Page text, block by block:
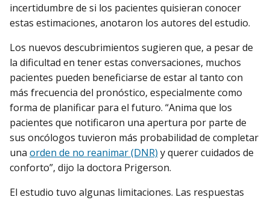
incertidumbre de si los pacientes quisieran conocer
estas estimaciones, anotaron los autores del estudio.
Los nuevos descubrimientos sugieren que, a pesar de
la dificultad en tener estas conversaciones, muchos
pacientes pueden beneficiarse de estar al tanto con
más frecuencia del pronóstico, especialmente como
forma de planificar para el futuro. “Anima que los
pacientes que notificaron una apertura por parte de
sus oncólogos tuvieron más probabilidad de completar
una orden de no reanimar (DNR) y querer cuidados de
conforto”, dijo la doctora Prigerson.
El estudio tuvo algunas limitaciones. Las respuestas